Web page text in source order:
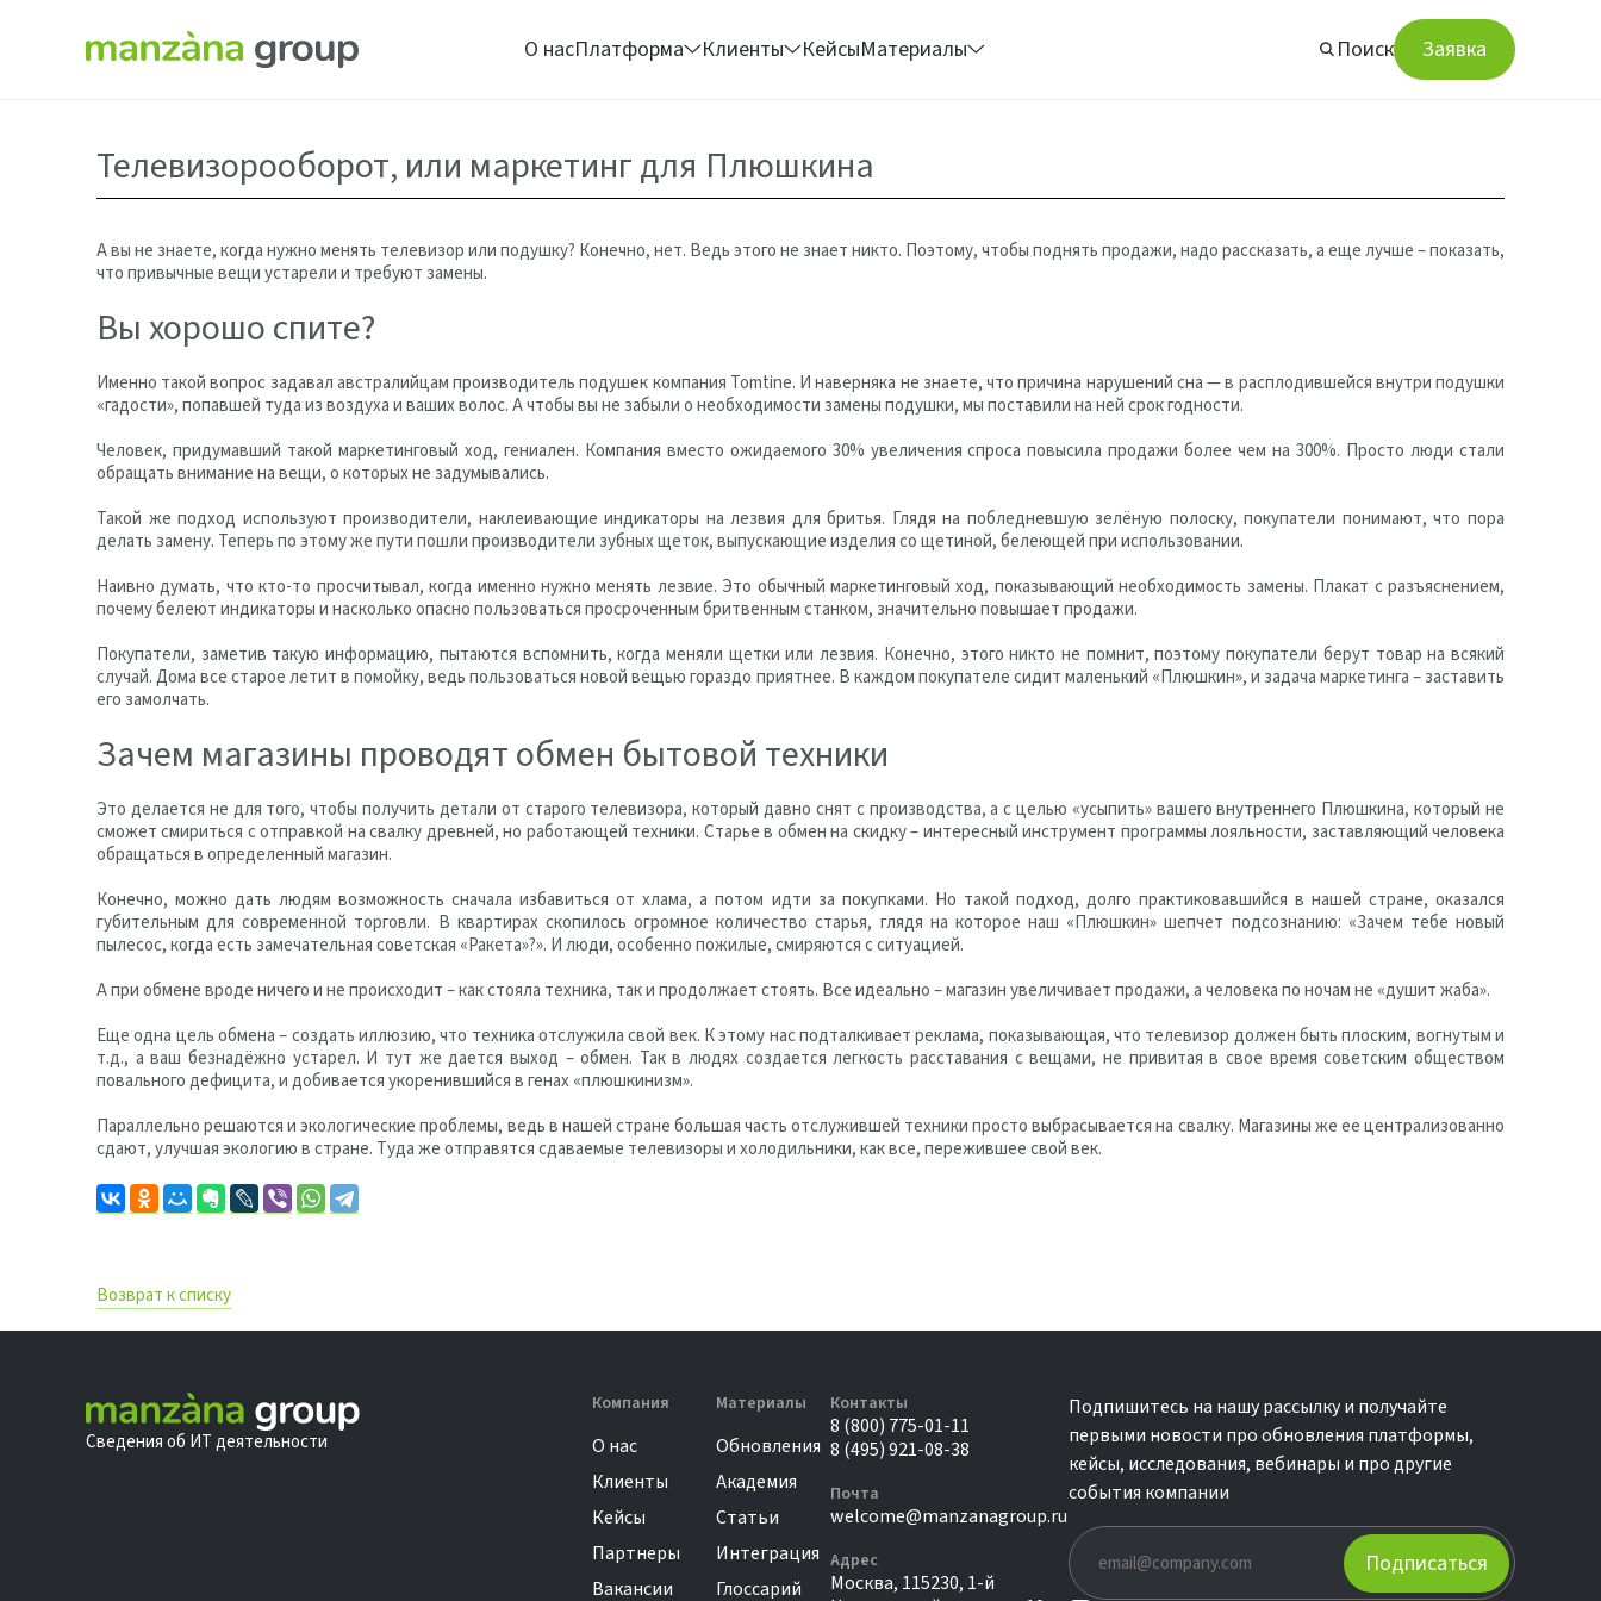
О насПлатформа Клиенты КейсыМатериалы Поиск Заявка
Телевизорооборот, или маркетинг для Плюшкина
А вы не знаете, когда нужно менять телевизор или подушку? Конечно, нет. Ведь этого не знает никто. Поэтому, чтобы поднять продажи, надо рассказать, а еще лучше – показать,
что привычные вещи устарели и требуют замены.
Вы хорошо спите?
Именно такой вопрос задавал австралийцам производитель подушек компания Tomtine. И наверняка не знаете, что причина нарушений сна — в расплодившейся внутри подушки
«гадости», попавшей туда из воздуха и ваших волос. А чтобы вы не забыли о необходимости замены подушки, мы поставили на ней срок годности.
Человек, придумавший такой маркетинговый ход, гениален. Компания вместо ожидаемого 30% увеличения спроса повысила продажи более чем на 300%. Просто люди стали
обращать внимание на вещи, о которых не задумывались.
Такой же подход используют производители, наклеивающие индикаторы на лезвия для бритья. Глядя на побледневшую зелёную полоску, покупатели понимают, что пора
делать замену. Теперь по этому же пути пошли производители зубных щеток, выпускающие изделия со щетиной, белеющей при использовании.
Наивно думать, что кто-то просчитывал, когда именно нужно менять лезвие. Это обычный маркетинговый ход, показывающий необходимость замены. Плакат с разъяснением,
почему белеют индикаторы и насколько опасно пользоваться просроченным бритвенным станком, значительно повышает продажи.
Покупатели, заметив такую информацию, пытаются вспомнить, когда меняли щетки или лезвия. Конечно, этого никто не помнит, поэтому покупатели берут товар на всякий
случай. Дома все старое летит в помойку, ведь пользоваться новой вещью гораздо приятнее. В каждом покупателе сидит маленький «Плюшкин», и задача маркетинга – заставить
его замолчать.
Зачем магазины проводят обмен бытовой техники
Это делается не для того, чтобы получить детали от старого телевизора, который давно снят с производства, а с целью «усыпить» вашего внутреннего Плюшкина, который не
сможет смириться с отправкой на свалку древней, но работающей техники. Старье в обмен на скидку – интересный инструмент программы лояльности, заставляющий человека
обращаться в определенный магазин.
Конечно, можно дать людям возможность сначала избавиться от хлама, а потом идти за покупками. Но такой подход, долго практиковавшийся в нашей стране, оказался
губительным для современной торговли. В квартирах скопилось огромное количество старья, глядя на которое наш «Плюшкин» шепчет подсознанию: «Зачем тебе новый
пылесос, когда есть замечательная советская «Ракета»?». И люди, особенно пожилые, смиряются с ситуацией.
А при обмене вроде ничего и не происходит – как стояла техника, так и продолжает стоять. Все идеально – магазин увеличивает продажи, а человека по ночам не «душит жаба».
Еще одна цель обмена – создать иллюзию, что техника отслужила свой век. К этому нас подталкивает реклама, показывающая, что телевизор должен быть плоским, вогнутым и
т.д., а ваш безнадёжно устарел. И тут же дается выход – обмен. Так в людях создается легкость расставания с вещами, не привитая в свое время советским обществом
повального дефицита, и добивается укоренившийся в генах «плюшкинизм».
Параллельно решаются и экологические проблемы, ведь в нашей стране большая часть отслужившей техники просто выбрасывается на свалку. Магазины же ее централизованно
сдают, улучшая экологию в стране. Туда же отправятся сдаваемые телевизоры и холодильники, как все, пережившее свой век.
Возврат к списку
Сведения об ИТ деятельности
Компания
О нас
Клиенты
Кейсы
Партнеры
Вакансии
Материалы
Обновления
Академия
Статьи
Интеграция
Глоссарий
Контакты
8 (800) 775-01-11
8 (495) 921-08-38
Почта
welcome@manzanagroup.ru
Адрес
Москва, 115230, 1-й
Подпишитесь на нашу рассылку и получайте
первыми новости про обновления платформы,
кейсы, исследования, вебинары и про другие
события компании
Подписаться